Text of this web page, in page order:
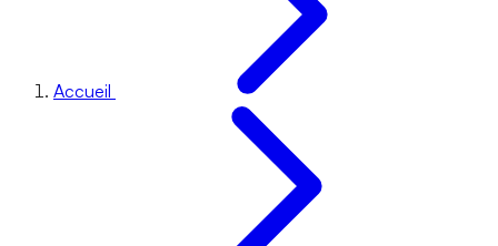
Accueil